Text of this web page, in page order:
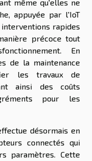
même qu'elles ne
appuyée par l'IoT
rapides
précoce tout
En
de la maintenance
les travaux de
ainsi des coûts
pour les
désormais en
connectés qui
paramètres. Cette